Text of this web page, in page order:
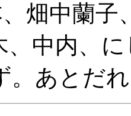
畑中蘭子
、中内、
。あとだ